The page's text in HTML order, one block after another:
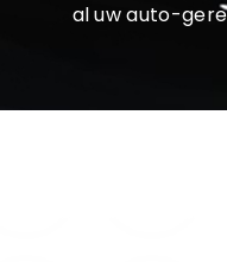
al uw auto-